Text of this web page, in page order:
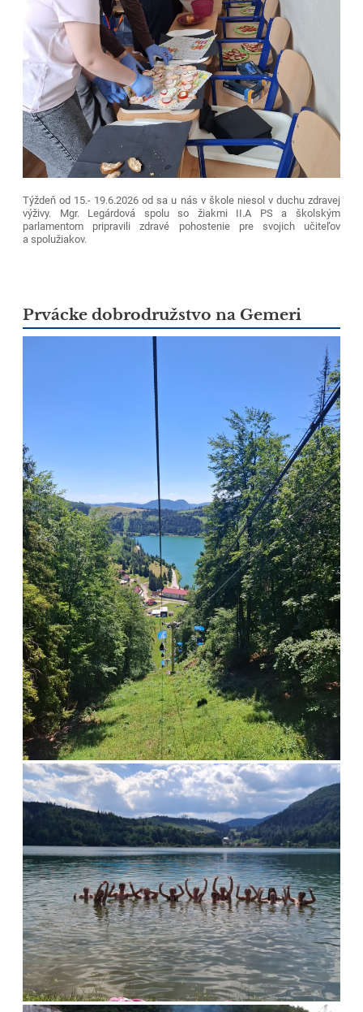
Týždeň od 15.- 19.6.2026 od sa u nás v škole niesol v duchu zdravej
výživy. Mgr. Legárdová spolu so žiakmi II.A PS a školským
parlamentom pripravili zdravé pohostenie pre svojich učiteľov
a spolužiakov.
Prvácke dobrodružstvo na Gemeri